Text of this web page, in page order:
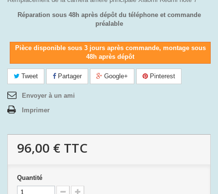
Réparation sous 48h après dépôt du téléphone et commande
préalable
Pièce disponible sous 3 jours après commande, montage sous
48h après dépôt
Tweet Partager Google+ Pinterest
Envoyer à un ami
Imprimer
96,00 € TTC
Quantité